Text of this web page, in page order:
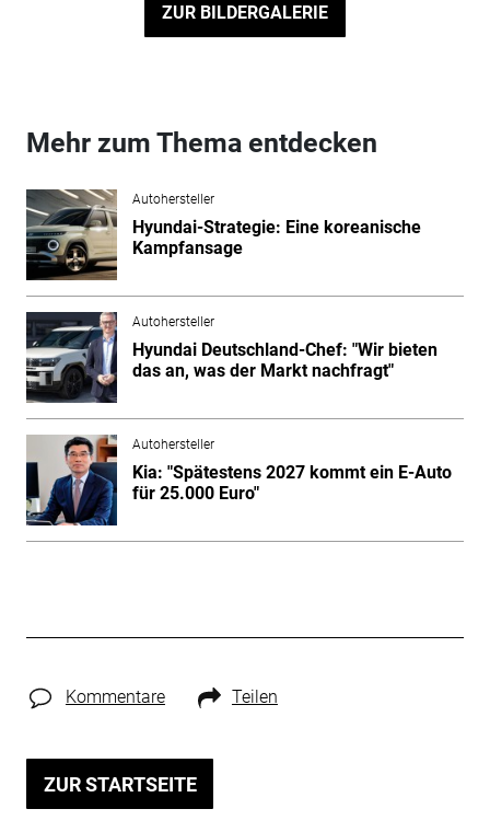
ZUR BILDERGALERIE
Mehr zum Thema entdecken
Autohersteller
Hyundai-Strategie: Eine koreanische
Kampfansage
Autohersteller
Hyundai Deutschland-Chef: "Wir bieten
das an, was der Markt nachfragt"
Autohersteller
Kia: "Spätestens 2027 kommt ein E-Auto
für 25.000 Euro"
Kommentare Teilen
ZUR STARTSEITE